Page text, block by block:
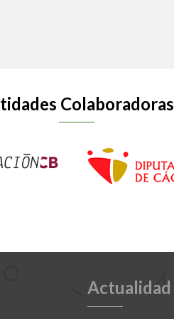
Colaboradoras
Actualidad